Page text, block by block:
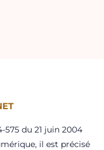
575 du 21 juin 2004
il est précisé